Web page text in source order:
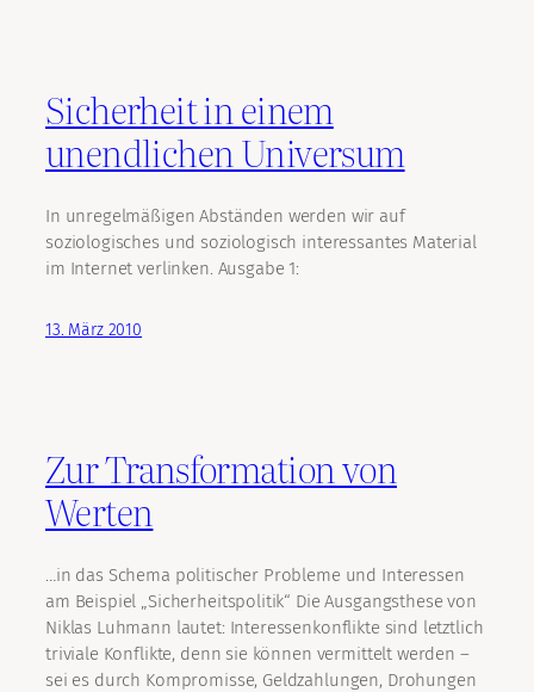
Sicherheit in einem
unendlichen Universum
In unregelmäßigen Abständen werden wir auf
soziologisches und soziologisch interessantes Material
im Internet verlinken. Ausgabe 1:
13. März 2010
Zur Transformation von
Werten
…in das Schema politischer Probleme und Interessen
am Beispiel „Sicherheitspolitik“ Die Ausgangsthese von
Niklas Luhmann lautet: Interessenkonflikte sind letztlich
triviale Konflikte, denn sie können vermittelt werden –
sei es durch Kompromisse, Geldzahlungen, Drohungen